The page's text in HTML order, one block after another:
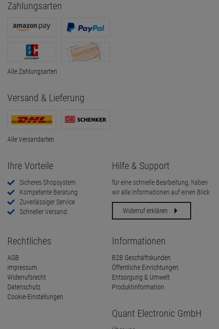
Zahlungsarten
Alle Zahlungsarten
Versand & Lieferung
Alle Versandarten
Ihre Vorteile
Sicheres Shopsystem
Kompetente Beratung
Zuverlässiger Service
Schneller Versand
Hilfe & Support
für eine schnelle Bearbeitung, haben
wir alle Informationen auf einen Blick
Widerruf erklären
Rechtliches
AGB
Impressum
Widerrufsrecht
Datenschutz
Cookie-Einstellungen
Informationen
B2B Geschäftskunden
Öffentliche Einrichtungen
Entsorgung & Umwelt
Produktinformation
Quant Electronic GmbH